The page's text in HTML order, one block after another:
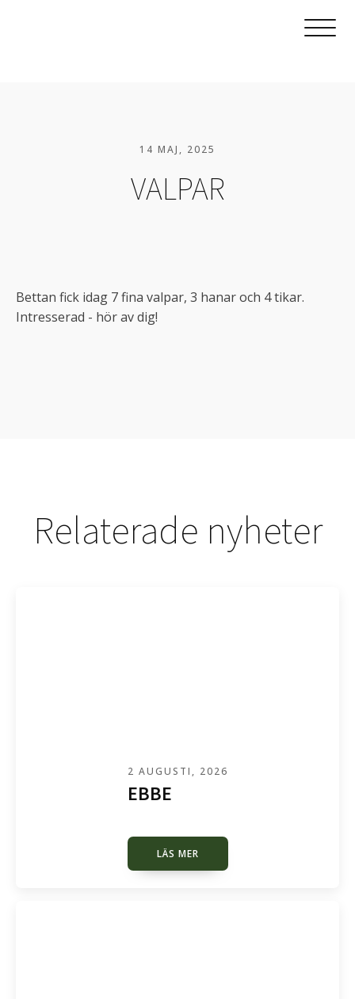
14 MAJ, 2025
VALPAR
Bettan fick idag 7 fina valpar, 3 hanar och 4 tikar.
Intresserad - hör av dig!
Relaterade nyheter
2 AUGUSTI, 2026
EBBE
LÄS MER